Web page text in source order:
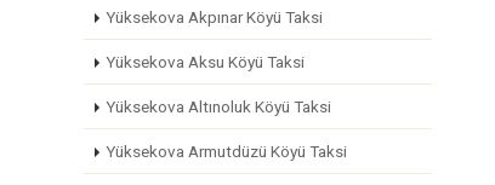
Yüksekova Akpınar Köyü Taksi
Yüksekova Aksu Köyü Taksi
Yüksekova Altınoluk Köyü Taksi
Yüksekova Armutdüzü Köyü Taksi